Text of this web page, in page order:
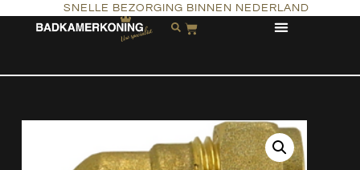
SNELLE BEZORGING BINNEN NEDERLAND